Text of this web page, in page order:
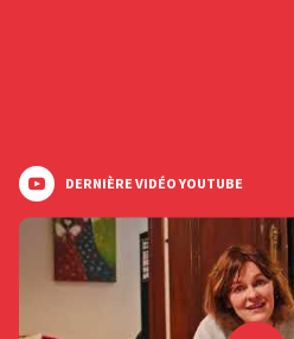
DERNIÈRE VIDÉO YOUTUBE